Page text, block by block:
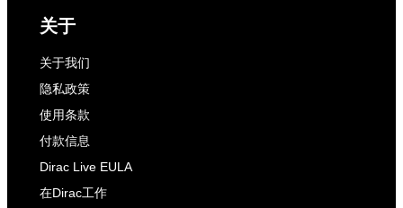
关于
关于我们
隐私政策
使用条款
付款信息
Dirac Live EULA
在Dirac工作